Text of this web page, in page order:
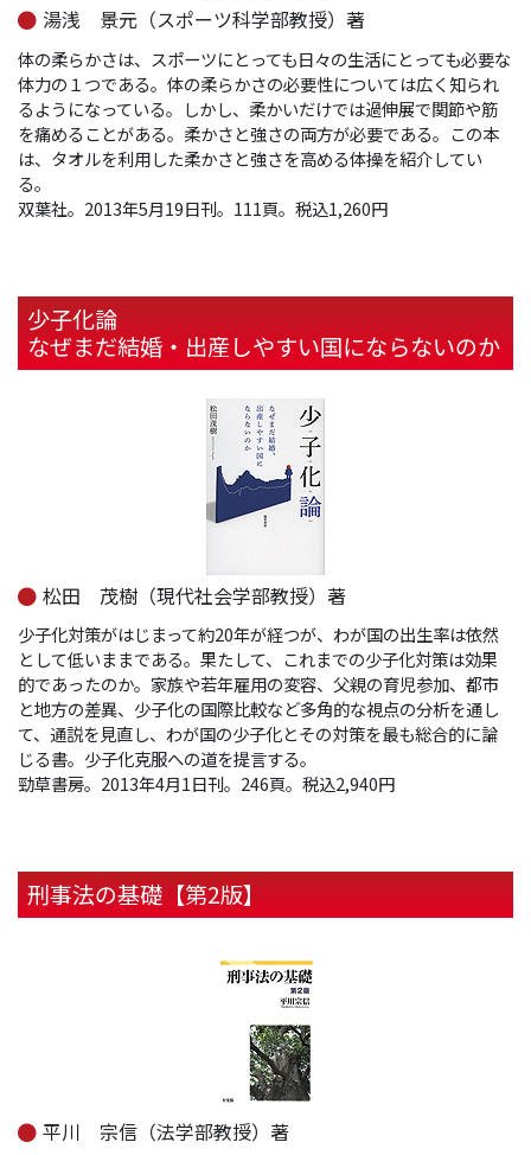
湯浅 景元（スポーツ科学部教授）著
体の柔らかさは、スポーツにとっても日々の生活にとっても必要な
体力の１つである。体の柔らかさの必要性については広く知られ
るようになっている。しかし、柔かいだけでは過伸展で関節や筋
を痛めることがある。柔かさと強さの両方が必要である。この本
は、タオルを利用した柔かさと強さを高める体操を紹介してい
る。
双葉社。2013年5月19日刊。111頁。税込1,260円
少子化論
なぜまだ結婚・出産しやすい国にならないのか
松田 茂樹（現代社会学部教授）著
少子化対策がはじまって約20年が経つが、わが国の出生率は依然
として低いままである。果たして、これまでの少子化対策は効果
的であったのか。家族や若年雇用の変容、父親の育児参加、都市
と地方の差異、少子化の国際比較など多角的な視点の分析を通し
て、通説を見直し、わが国の少子化とその対策を最も総合的に論
じる書。少子化克服への道を提言する。
勁草書房。2013年4月1日刊。246頁。税込2,940円
刑事法の基礎【第2版】
平川 宗信（法学部教授）著